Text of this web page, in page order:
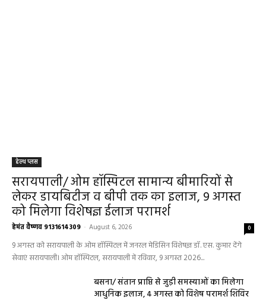
हेल्थ प्लस
सरायपाली/ ओम हॉस्पिटल सामान्य बीमारियों से
लेकर डायबिटीज व बीपी तक का इलाज, 9 अगस्त
को मिलेगा विशेषज्ञ ईलाज परामर्श
हेमंत वैष्णव 9131614309 - August 6, 2026 0
9 अगस्त को सरायपाली के ओम हॉस्पिटल में जनरल मेडिसिन विशेषज्ञ डॉ. एस. कुमार देंगे
सेवाएं सरायपाली। ओम हॉस्पिटल, सरायपाली में रविवार, 9 अगस्त 2026...
बसना/ संतान प्राप्ति से जुड़ी समस्याओं का मिलेगा
आधुनिक इलाज, 4 अगस्त को विशेष परामर्श शिविर